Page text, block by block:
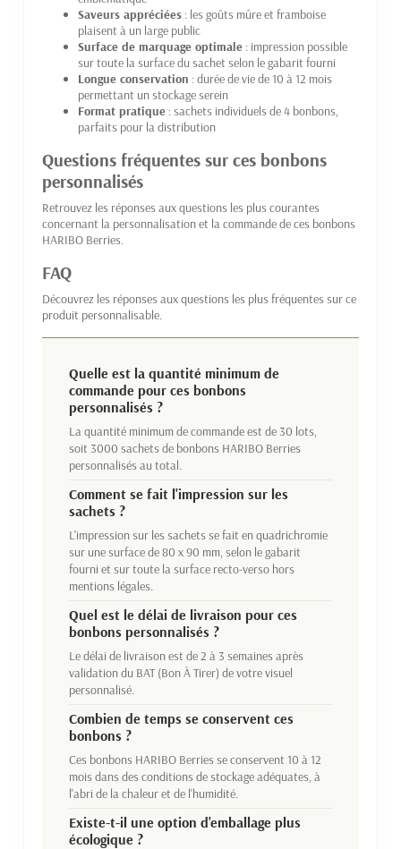
Saveurs appréciées : les goûts mûre et framboise
plaisent à un large public
Surface de marquage optimale : impression possible
sur toute la surface du sachet selon le gabarit fourni
Longue conservation : durée de vie de 10 à 12 mois
permettant un stockage serein
Format pratique : sachets individuels de 4 bonbons,
parfaits pour la distribution
Questions fréquentes sur ces bonbons
personnalisés
Retrouvez les réponses aux questions les plus courantes
concernant la personnalisation et la commande de ces bonbons
HARIBO Berries.
FAQ
Découvrez les réponses aux questions les plus fréquentes sur ce
produit personnalisable.
Quelle est la quantité minimum de
commande pour ces bonbons
personnalisés ?
La quantité minimum de commande est de 30 lots,
soit 3000 sachets de bonbons HARIBO Berries
personnalisés au total.
Comment se fait l'impression sur les
sachets ?
L'impression sur les sachets se fait en quadrichromie
sur une surface de 80 x 90 mm, selon le gabarit
fourni et sur toute la surface recto-verso hors
mentions légales.
Quel est le délai de livraison pour ces
bonbons personnalisés ?
Le délai de livraison est de 2 à 3 semaines après
validation du BAT (Bon À Tirer) de votre visuel
personnalisé.
Combien de temps se conservent ces
bonbons ?
Ces bonbons HARIBO Berries se conservent 10 à 12
mois dans des conditions de stockage adéquates, à
l'abri de la chaleur et de l'humidité.
Existe-t-il une option d'emballage plus
écologique ?